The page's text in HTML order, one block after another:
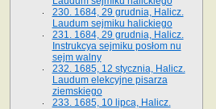
230. 1684, 29 grudnia, Halicz.
Laudum sejmiku halickiego
231. 1684, 29 grudnia, Halicz.
Instrukcya sejmiku posłom nu
sejm walny
232. 1685, 12 stycznia, Halicz.
Laudum elekcyjne pisarza
ziemskiego
233. 1685, 10 lipca, Halicz.